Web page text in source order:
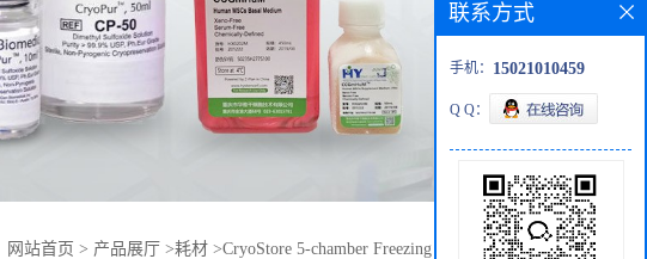
网站首页 > 产品展厅 >耗材 >CryoStore 5-chamber Freezing Bag 多室冻存袋
联系方式
手机： 15021010459
Q Q：